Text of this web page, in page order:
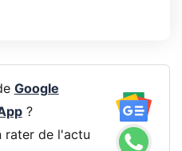
Google
?
rater de l'actu